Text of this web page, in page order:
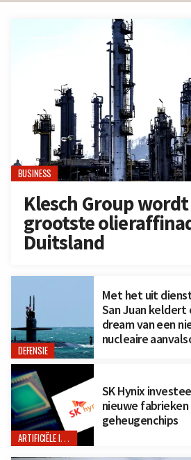
BUSINESS
Klesch Group
grootste
Duitsland
DEFENSIE
Met het uit
San Juan keldert
dream van een
nucleaire
ARTIFICIËLE INTELLIGENTIE
SK Hynix
nieuwe fabrieken
geheugenchips